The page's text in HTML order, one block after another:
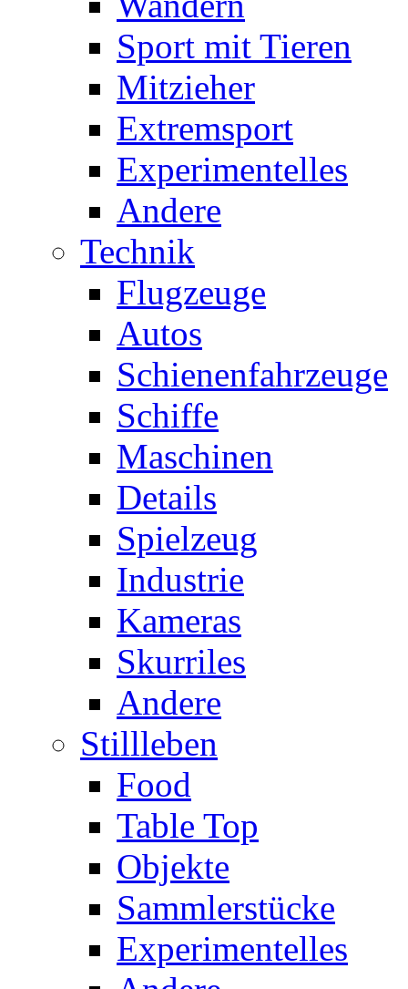
Sport mit Tieren
Mitzieher
Extremsport
Experimentelles
Andere
Technik
Flugzeuge
Autos
Schienenfahrzeuge
Schiffe
Maschinen
Details
Spielzeug
Industrie
Kameras
Skurriles
Andere
Stillleben
Food
Table Top
Objekte
Sammlerstücke
Experimentelles